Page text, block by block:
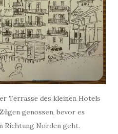
Terrasse des kleinen Hotels
genossen, bevor es
Richtung Norden geht.